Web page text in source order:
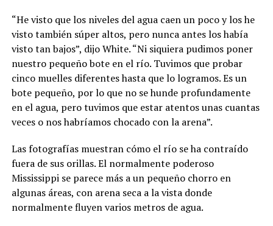
“He visto que los niveles del agua caen un poco y los he
visto también súper altos, pero nunca antes los había
visto tan bajos”, dijo White. “Ni siquiera pudimos poner
nuestro pequeño bote en el río. Tuvimos que probar
cinco muelles diferentes hasta que lo logramos. Es un
bote pequeño, por lo que no se hunde profundamente
en el agua, pero tuvimos que estar atentos unas cuantas
veces o nos habríamos chocado con la arena”.
Las fotografías muestran cómo el río se ha contraído
fuera de sus orillas. El normalmente poderoso
Mississippi se parece más a un pequeño chorro en
algunas áreas, con arena seca a la vista donde
normalmente fluyen varios metros de agua.